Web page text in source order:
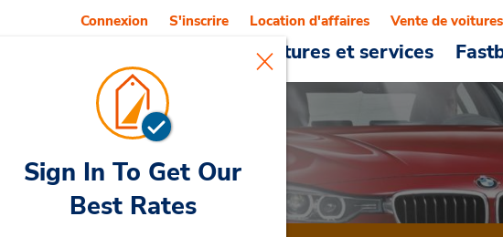
Voitures et services
Connexion S'inscrire Location d'affaires Vente de voitures
Car RentalGeelong
Sign In To Get Our
Best Rates